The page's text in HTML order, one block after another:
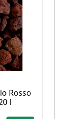
Rosso
l